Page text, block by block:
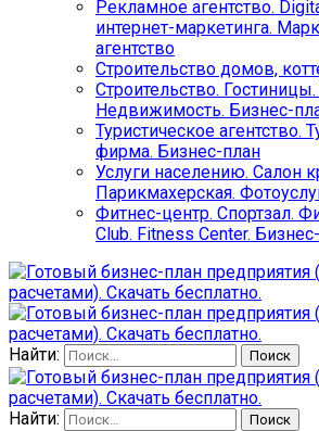
Рекламное агентство.
интернет-маркетинга.
агентство
Строительство домов,
Строительство.
Недвижимость. Бизнес-
Туристическое агентство.
фирма. Бизнес-план
Услуги населению. Салон
Парикмахерская.
Фитнес-центр. Спортзал.
Club. Fitness Center.
Найти:
Найти: